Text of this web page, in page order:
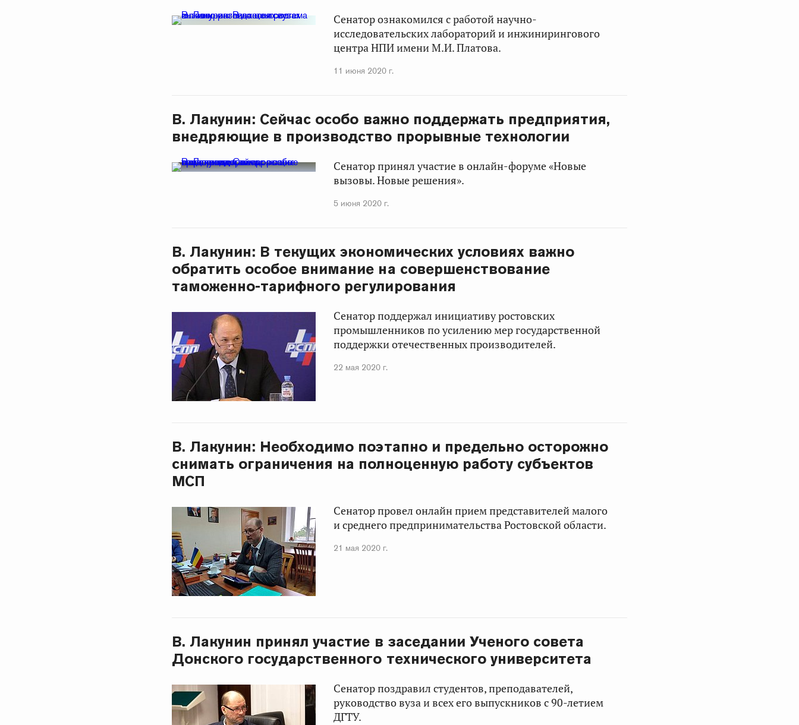
Сенатор ознакомился с работой научно-
исследовательских лабораторий и инжинирингового
центра НПИ имени М.И. Платова.
11 июня 2020 г.
В. Лакунин: Сейчас особо важно поддержать предприятия,
внедряющие в производство прорывные технологии
Сенатор принял участие в онлайн-форуме «Новые
вызовы. Новые решения».
5 июня 2020 г.
В. Лакунин: В текущих экономических условиях важно
обратить особое внимание на совершенствование
таможенно-тарифного регулирования
Сенатор поддержал инициативу ростовских
промышленников по усилению мер государственной
поддержки отечественных производителей.
22 мая 2020 г.
В. Лакунин: Необходимо поэтапно и предельно осторожно
снимать ограничения на полноценную работу субъектов
МСП
Сенатор провел онлайн прием представителей малого
и среднего предпринимательства Ростовской области.
21 мая 2020 г.
В. Лакунин принял участие в заседании Ученого совета
Донского государственного технического университета
Сенатор поздравил студентов, преподавателей,
руководство вуза и всех его выпускников с 90-летием
ДГТУ.